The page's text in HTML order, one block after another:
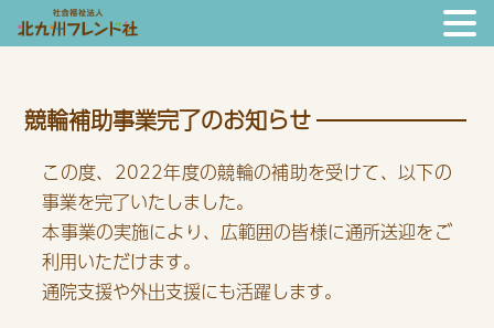
競輪補助事業完了のお知らせ
この度、2022年度の競輪の補助を受けて、以下の
事業を完了いたしました。
本事業の実施により、広範囲の皆様に通所送迎をご
利用いただけます。
通院支援や外出支援にも活躍します。